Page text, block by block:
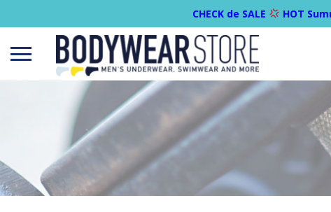
CHECK de SALE HOT
Open